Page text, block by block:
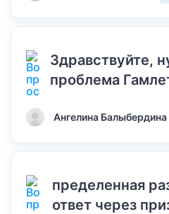
Здравствуйте,
проблема
Ангелина Балыбердина
пределенная
ответ через